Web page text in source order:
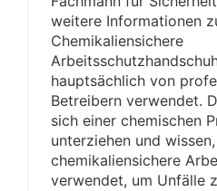
weitere Informationen
Chemikaliensichere
hauptsächlich von
Betreibern verwendet.
sich einer chemischen
unterziehen und
chemikaliensichere
verwendet, um Unfälle